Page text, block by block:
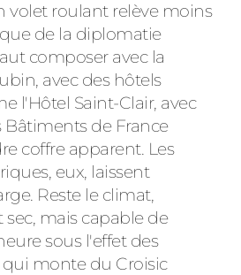
volet roulant relève moins
de la diplomatie
composer avec la
avec des hôtels
l'Hôtel Saint-Clair, avec
Bâtiments de France
coffre apparent. Les
eux, laissent
Reste le climat,
mais capable de
sous l'effet des
qui monte du Croisic